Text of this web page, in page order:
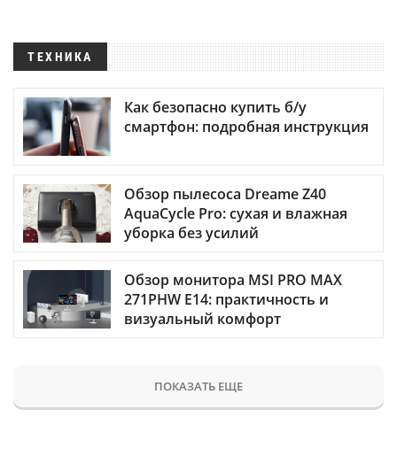
ТЕХНИКА
Как безопасно купить б/у
смартфон: подробная инструкция
Обзор пылесоса Dreame Z40
AquaCycle Pro: сухая и влажная
уборка без усилий
Обзор монитора MSI PRO MAX
271PHW E14: практичность и
визуальный комфорт
ПОКАЗАТЬ ЕЩЕ